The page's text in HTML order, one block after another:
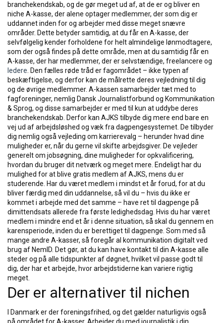
branchekendskab, og de gør meget ud af, at de er og bliver en
niche A-kasse, der alene optager medlemmer, der som dig er
uddannet inden for og arbejder med disse meget snævre
områder. Dette betyder samtidig, at du får en A-kasse, der
selvfølgelig kender forholdene for helt almindelige lønmodtagere,
som der også findes på dette område, men at du samtidig får en
A-kasse, der har medlemmer, der er selvstændige, freelancere og
ledere . Den fælles røde tråd er fagområdet – ikke typen af
beskæftigelse, og derfor kan de målrette deres vejledning til dig
og de øvrige medlemmer. A-kassen samarbejder tæt med to
fagforeninger, nemlig Dansk Journalistforbund og Kommunikation
& Sprog, og disse samarbejder er med til kun at uddybe deres
branchekendskab. Derfor kan AJKS tilbyde dig mere end bare en
vej ud af arbejdsløshed og væk fra dagpengesystemet. De tilbyder
dig nemlig også vejleding om karrierevalg – herunder hvad dine
muligheder er, når du gerne vil skifte arbejdsgiver. De vejleder
generelt om jobsøgning, dine muligheder for opkvalificering,
hvordan du bruger dit netværk og meget mere. Endeligt har du
mulighed for at blive gratis medlem af AJKS, mens du er
studerende. Har du været medlem i mindst et år forud, for at du
bliver færdig med din uddannelse, så vil du – hvis du ikke er
kommet i arbejde med det samme – have ret til dagpenge på
dimittendsats allerede fra første ledighedsdag. Hvis du har været
medlem i mindre end et år i denne situation, så skal du gennem en
karensperiode, inden du er berettiget til dagpenge. Som med så
mange andre A-kasser, så foregår al kommunikation digitalt ved
brug af NemID. Det gør, at du kan have kontakt til din A-kasse alle
steder og på alle tidspunkter af døgnet, hvilket vil passe godt til
dig, der har et arbejde, hvor arbejdstiderne kan variere rigtig
meget.
Der er alternativer til nichen
I Danmark er der foreningsfrihed, og det gælder naturligvis også